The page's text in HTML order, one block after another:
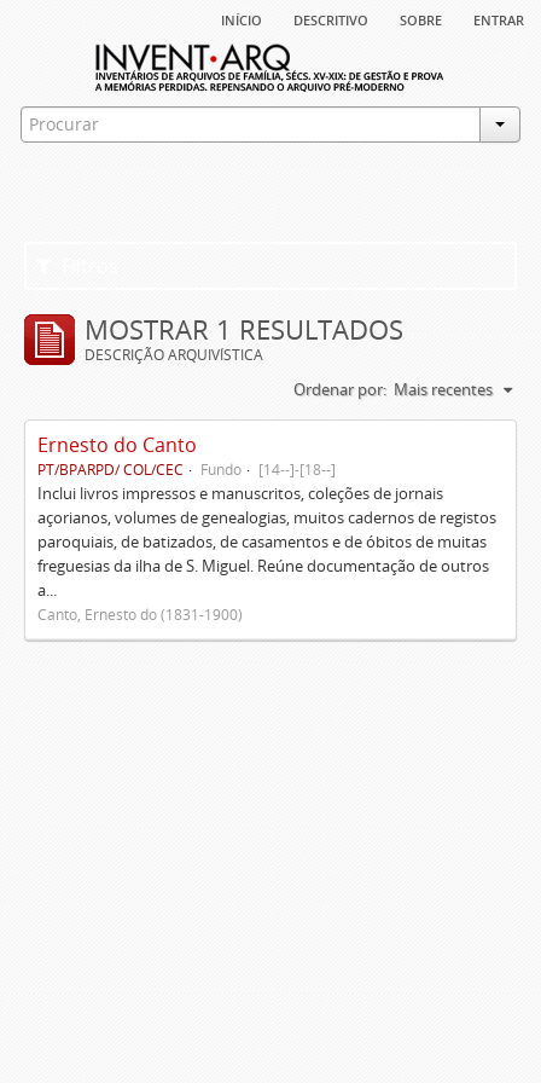
início descritivo sobre entrar
MOSTRAR 1 RESULTADOS
DESCRIÇÃO ARQUIVÍSTICA
Ordenar por: Mais recentes
Ernesto do Canto
PT/BPARPD/ COL/CEC Fundo [14--]-[18--]
Inclui livros impressos e manuscritos, coleções de jornais
açorianos, volumes de genealogias, muitos cadernos de registos
paroquiais, de batizados, de casamentos e de óbitos de muitas
freguesias da ilha de S. Miguel. Reúne documentação de outros
a...
Canto, Ernesto do (1831-1900)